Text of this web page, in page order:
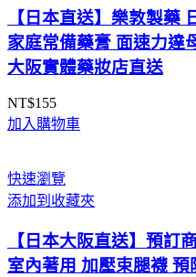
【日本直送】樂敦製藥
家庭常備藥膏 面速力達
大阪實體藥妝店直送
NT$155
加入購物車
快速瀏覽
添加到收藏夾
【日本大阪直送】預
室內著用 加壓束腿襪